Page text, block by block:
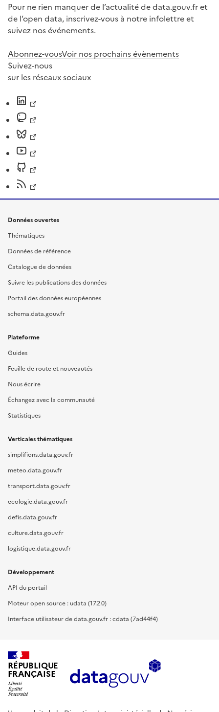
Pour ne rien manquer de l’actualité de data.gouv.fr et
de l’open data, inscrivez-vous à notre infolettre et
suivez nos événements.
Abonnez-vousVoir nos prochains évènements
Suivez-nous
sur les réseaux sociaux
Données ouvertes
Thématiques
Données de référence
Catalogue de données
Suivre les publications des données
Portail des données européennes
schema.data.gouv.fr
Plateforme
Guides
Feuille de route et nouveautés
Nous écrire
Échangez avec la communauté
Statistiques
Verticales thématiques
simplifions.data.gouv.fr
meteo.data.gouv.fr
transport.data.gouv.fr
ecologie.data.gouv.fr
defis.data.gouv.fr
culture.data.gouv.fr
logistique.data.gouv.fr
Développement
API du portail
Moteur open source : udata (17.2.0)
Interface utilisateur de data.gouv.fr : cdata (7ad44f4)
RÉPUBLIQUE
FRANÇAISE